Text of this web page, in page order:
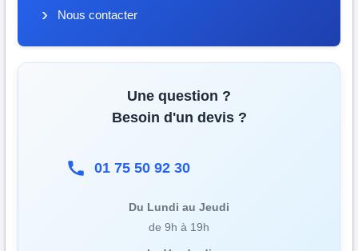
Nous contacter
Une question ?
Besoin d'un devis ?
01 75 50 92 30
Du Lundi au Jeudi
de 9h à 19h